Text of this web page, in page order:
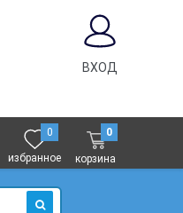
ВХОД
0
избранное
0
корзина